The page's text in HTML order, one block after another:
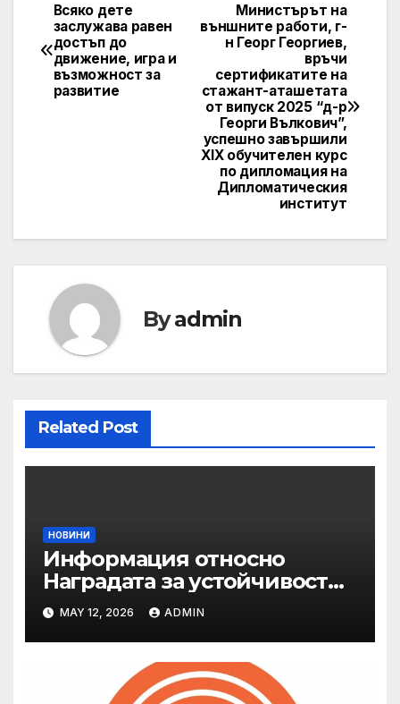
Post
navigation
Министърът на
външните работи, г-
н Георг Георгиев,
връчи
сертификатите на
стажант-аташетата
от випуск 2025 “д-р
Георги Вълкович”,
успешно завършили
XIX обучителен курс
по дипломация на
Дипломатическия
институт
Всяко дете
заслужава равен
достъп до
движение, игра и
възможност за
развитие
Byadmin
Related Post
НОВИНИ
Информация относно
Наградата за устойчивост
на ОАЕ „Зайед“
MAY 12, 2026 ADMIN